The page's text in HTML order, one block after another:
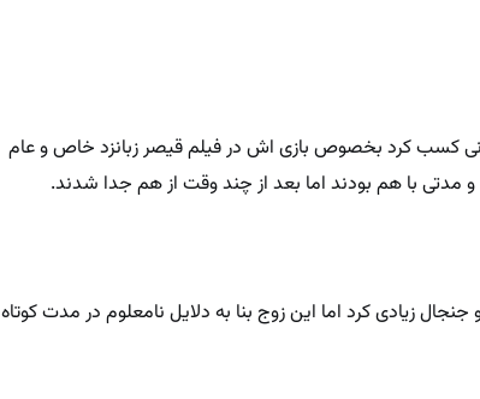
کسب کرد بخصوص بازی اش در فیلم قیصر زبانزد خاص و عام
و مدتی با هم بودند اما بعد از چند وقت از هم جدا شدند.
زیادی کرد اما این زوج بنا به دلایل نامعلوم در مدت کوتاه